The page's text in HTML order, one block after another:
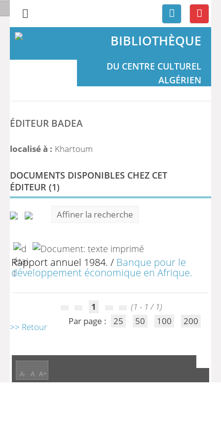
BIBLIOTHÈQUE
DU CENTRE CULTUREL
ALGÉRIEN
ÉDITEUR BADEA
localisé à : Khartoum
DOCUMENTS DISPONIBLES CHEZ CET
ÉDITEUR (1)
Affiner la recherche
Rapport annuel 1984. / Banque pour le
développement économique en Afrique.
1
(1 - 1 / 1)
Par page :
25 50 100 200
>> Retour
A- A A+